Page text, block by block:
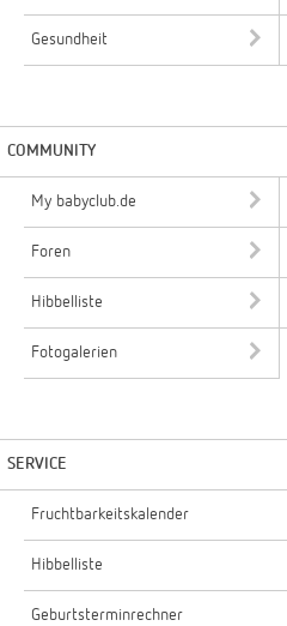
Gesundheit
COMMUNITY
My babyclub.de
Foren
Hibbelliste
Fotogalerien
SERVICE
Fruchtbarkeitskalender
Hibbelliste
Geburtsterminrechner